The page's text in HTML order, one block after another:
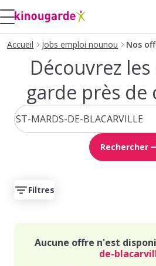
Accueil Jobs emploi nounou Nos
Découvrez
garde près de
Rechercher
Filtres
Aucune offre n'est
de-